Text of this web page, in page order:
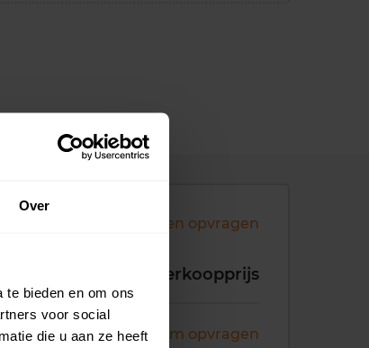
Over
bieden en om ons
voor social
die u aan ze heeft
Andere koopsommen opvragen
Verkoopprijs
Koopsom opvragen